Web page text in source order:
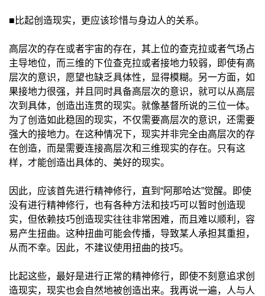
■比起创造现实，更应该珍惜与身边人的关系。
高层次的存在或者宇宙的存在，其上位的查克拉或者气场占
主导地位，而三维的下位查克拉或者接地力较弱，即使有高
层次的意识，愿望也缺乏具体性，显得模糊。另一方面，如
果接地力很强，并且同时具备高层次的意识，就可以从高层
次到具体，创造出连贯的现实。就像基督所说的三位一体。
为了创造如此稳固的现实，不仅需要高层次的意识，还需要
强大的接地力。在这种情况下，现实并非完全由高层次的存
在创造，而是需要连接高层次和三维现实的存在。只有这
样，才能创造出具体的、美好的现实。
因此，应该首先进行精神修行，直到“阿那哈达”觉醒。即使
没有进行精神修行，也有各种方法和技巧可以暂时创造现
实，但依赖技巧创造现实往往非常困难，而且难以顺利，容
易产生扭曲。这种扭曲可能会传播，导致某人承担其重担，
从而不幸。因此，不建议使用扭曲的技巧。
比起这些，最好是进行正常的精神修行，即使不刻意追求创
造现实，现实也会自然地被创造出来。我再说一遍，人与人